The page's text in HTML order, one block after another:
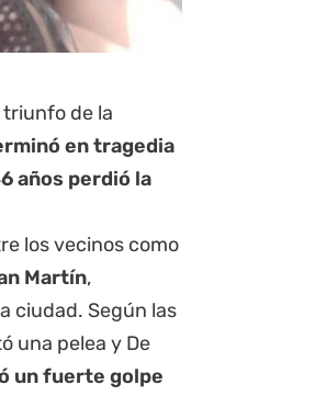
de la
en tragedia
años perdió la
los vecinos como
Martín,
ciudad. Según las
una pelea y De
un fuerte golpe